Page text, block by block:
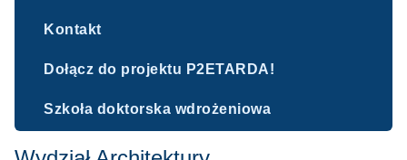
Kontakt
Dołącz do projektu P2ETARDA!
Szkoła doktorska wdrożeniowa